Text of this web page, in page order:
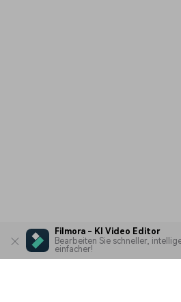
Filmora - KI Video Editor
Bearbeiten Sie schneller,
einfacher!